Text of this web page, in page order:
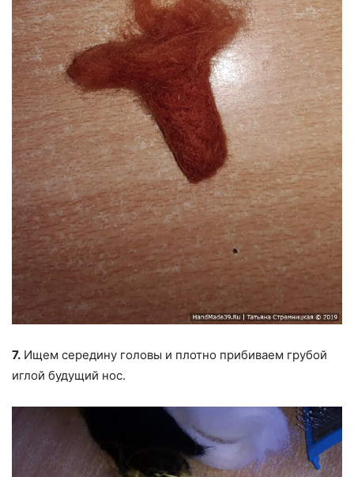
7. Ищем середину головы и плотно прибиваем грубой
иглой будущий нос.